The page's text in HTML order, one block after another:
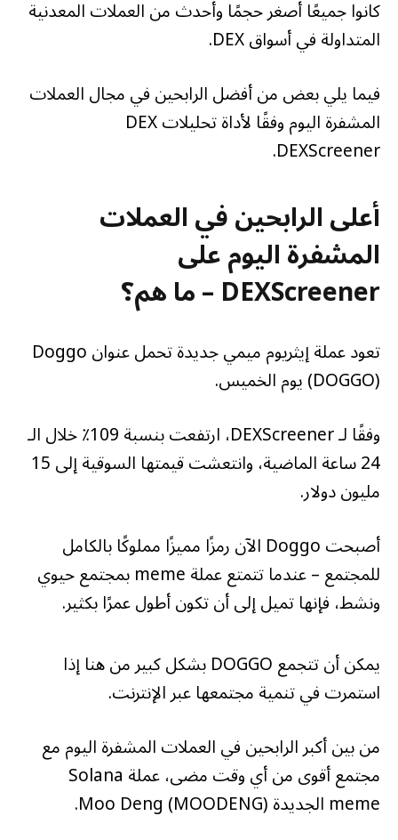
كانوا جميعًا أصغر حجمًا وأحدث من العملات المعدنية
المتداولة في أسواق DEX.
فيما يلي بعض من أفضل الرابحين في مجال العملات
المشفرة اليوم وفقًا لأداة تحليلات DEX
DEXScreener.
أعلى الرابحين في العملات
المشفرة اليوم على
DEXScreener – ما هم؟
تعود عملة إيثريوم ميمي جديدة تحمل عنوان Doggo
(DOGGO) يوم الخميس.
وفقًا لـ DEXScreener، ارتفعت بنسبة 109٪ خلال الـ
24 ساعة الماضية، وانتعشت قيمتها السوقية إلى 15
مليون دولار.
أصبحت Doggo الآن رمزًا مميزًا مملوكًا بالكامل
للمجتمع – عندما تتمتع عملة meme بمجتمع حيوي
ونشط، فإنها تميل إلى أن تكون أطول عمرًا بكثير.
يمكن أن تتجمع DOGGO بشكل كبير من هنا إذا
استمرت في تنمية مجتمعها عبر الإنترنت.
من بين أكبر الرابحين في العملات المشفرة اليوم مع
مجتمع أقوى من أي وقت مضى، عملة Solana
meme الجديدة Moo Deng (MOODENG).